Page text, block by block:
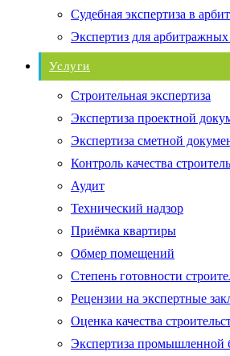
Судебная экспертиза в
Экспертиз для арбитражных
Услуги
Строительная экспертиза
Экспертиза проектной
Экспертиза сметной
Контроль качества
Аудит
Технический надзор
Приёмка квартиры
Обмер помещений
Степень готовности
Рецензии на экспертные
Оценка качества
Экспертиза промышленной